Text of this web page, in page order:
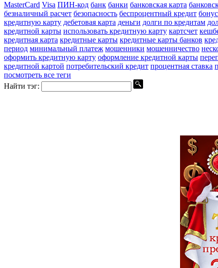
MasterCard Visa ПИН-код банк банки банковская карта
безналичный расчет безопасность беспроцентный кредит
кредитную карту дебетовая карта деньги долги по кредитам
кредитной карты использовать кредитную карту картсчет
кредитная карта кредитные карты кредитные карты банков
период минимальный платеж мошенники мошенничество
оформить кредитную карту оформление кредитной карты
кредитной картой потребительский кредит процентная ставка
посмотреть все теги
Найти тэг: